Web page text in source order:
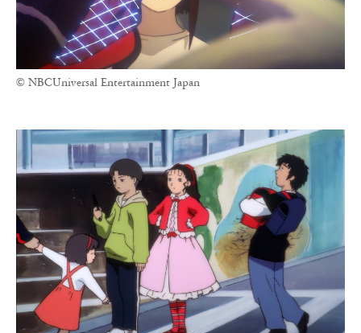
© NBCUniversal Entertainment Japan